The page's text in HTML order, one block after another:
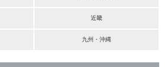
近畿
九州・沖縄